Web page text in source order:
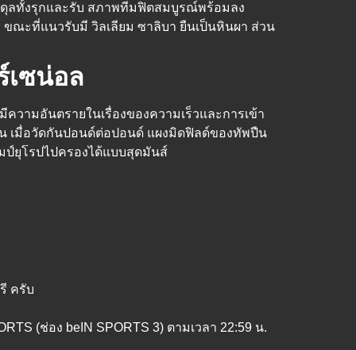
ลทั้งรุกและรับ สภาพทีมฟิตสมบูรณ์พร้อมลง
ณะที่แนวรับมี วิลเลียม ซาลิบา ยืนเป็นหินผา ส่วน
เซน่อล
วามอันตรายในเรื่องของความเร็วและการเข้า
น เมื่อวัดกันปอนด์ต่อปอนด์ แผงมิดฟิลด์ของทัพปืน
ป์ยุโรปไปครองได้แบบสุดมันส์
ครับ
(ช่อง beIN SPORTS 3) ตามเวลา 22:59 น.